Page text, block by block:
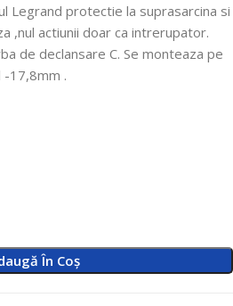
Legrand protectie la suprasarcina si
,nul actiunii doar ca intrerupator.
de declansare C. Se monteaza pe
-17,8mm .
În Coș